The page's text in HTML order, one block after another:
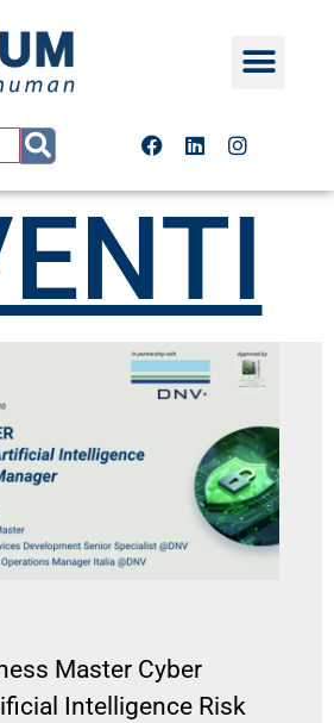
Master Cyber
Intelligence Risk